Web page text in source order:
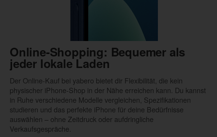
Online-Shopping: Bequemer als
jeder lokale Laden
Der Online-Kauf bei yabero bietet dir Flexibilität, die kein
physischer iPhone-Shop in der Nähe erreichen kann. Du kannst
in Ruhe verschiedene Modelle vergleichen, Spezifikationen
studieren und das perfekte iPhone für deine Bedürfnisse
auswählen – ohne Zeitdruck oder aufdringliche
Verkaufsgespräche.